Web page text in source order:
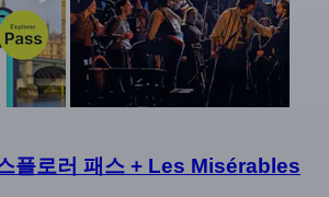
플로러 패스 + Les Misérables